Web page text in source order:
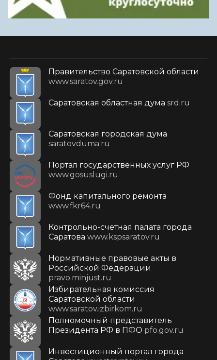
Правительство Саратовской области
www.saratov.gov.ru
Саратовская областная дума srd.ru
Саратовская городская дума
saratovduma.ru
Портал государственных услуг РФ
www.gosuslugi.ru
Фонд капитального ремонта
www.fkr64.ru
Контрольно-счетная палата города
Саратова www.kspsaratov.ru
Нормативные правовые акты в
Российской Федерации
pravo.minjust.ru
Избирательная комиссия
Саратовской области
www.saratov.izbirkom.ru
Полномочный представитель
Президента РФ в ПФО pfo.gov.ru
Инвестиционный портал города